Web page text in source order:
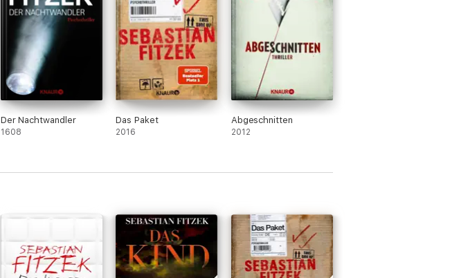
Der Nachtwandler
1608
Das Paket
2016
Abgeschnitten
2012